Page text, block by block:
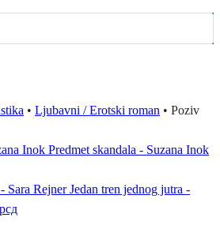
• Ljubavni / Erotski roman • Poziv
Predmet skandala - Suzana Inok
Jedan tren jednog jutra -
рсд